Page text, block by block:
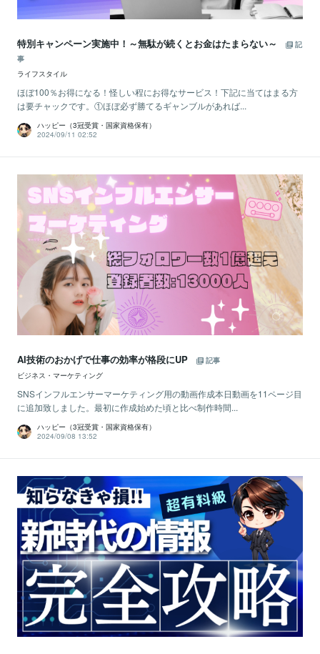
特別キャンペーン実施中！～無駄が続くとお金はたまらない～
記
事
ライフスタイル
ほぼ100％お得になる！怪しい程にお得なサービス！下記に当てはまる方
は要チャックです。①ほぼ必ず勝てるギャンブルがあれば...
ハッピー（3冠受賞・国家資格保有）
2024/09/11 02:52
AI技術のおかげで仕事の効率が格段にUP
記事
ビジネス・マーケティング
SNSインフルエンサーマーケティング用の動画作成本日動画を11ページ目
に追加致しました。最初に作成始めた頃と比べ制作時間...
ハッピー（3冠受賞・国家資格保有）
2024/09/08 13:52